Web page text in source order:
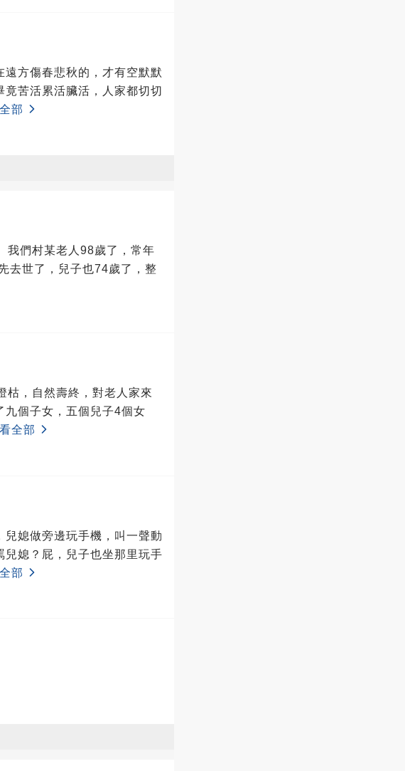
方傷春悲秋的，才有空默默
苦活累活臟活，人家都切切
部
我們村某老人98歲了，常年
去世了，兒子也74歲了，整
枯，自然壽終，對老人家來
九個子女，五個兒子4個女
全部
媳做旁邊玩手機，叫一聲動
媳？屁，兒子也坐那里玩手
部